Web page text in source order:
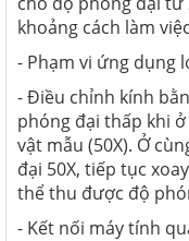
khoảng cách làm
- Phạm vi ứng dụng
- Điều chỉnh kính
phóng đại thấp khi
vật mẫu (50X). Ở
đại 50X, tiếp tục
thể thu được độ
- Kết nối máy tính